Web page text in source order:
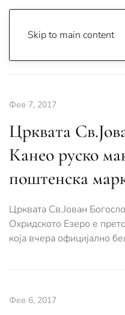
Skip to main content
Фев 7, 2017
Црквата
Канео руско
поштенска
Црквата Св.Јован
Охридското Езеро е
која вчера официјално
Фев 6, 2017